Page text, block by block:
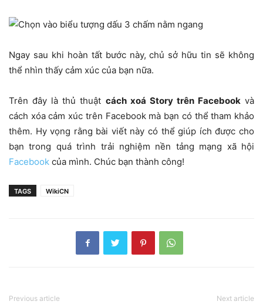
Ngay sau khi hoàn tất bước này, chủ sở hữu tin sẽ không
thể nhìn thấy cảm xúc của bạn nữa.
Trên đây là thủ thuật cách xoá Story trên Facebook và
cách xóa cảm xúc trên Facebook mà bạn có thể tham khảo
thêm. Hy vọng rằng bài viết này có thể giúp ích được cho
bạn trong quá trình trải nghiệm nền tảng mạng xã hội
Facebook của mình. Chúc bạn thành công!
TAGS WikiCN
Previous article Next article